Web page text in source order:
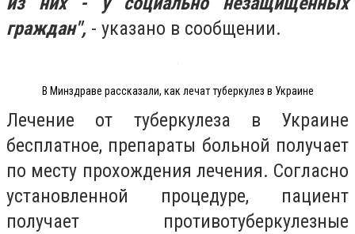
граждан", - указано в сообщении.
В Минздраве рассказали, как лечат туберкулез в Украине
Лечение от туберкулеза в Украине
бесплатное, препараты больной получает
по месту прохождения лечения. Согласно
установленной процедуре, пациент
получает противотуберкулезные